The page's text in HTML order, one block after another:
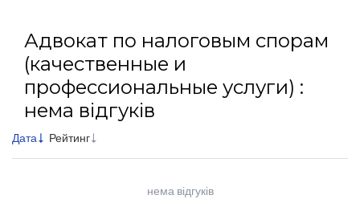
Адвокат по налоговым спорам
(качественные и
профессиональные услуги) :
нема відгуків
Дата Рейтинг
нема відгуків